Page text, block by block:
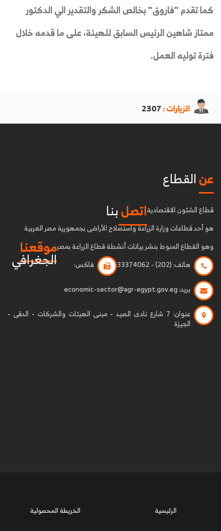
كما تقدم "فاروق" بخالص الشكر والتقدير الي الدكتور
ممتاز شاهين الرئيس السابق للهيئة، على ما قدمه خلال
فترة توليه العمل.
الزيارات :2307
عنالقطاع
قطاع الشئون الاقتصادية
هو أحد قطاعات وزارة الزراعة واستصلاح الأراضى بجمهورية مصر العربية
وهو القطاع المنوط بنشر بيانات أنشطة قطاع الزراعة بمصر
اتصلبنا
هاتف: (202) - 33374062
فاكس:
بريد:
عنوان:
7 شارع نادى الصيد - مبنى الهيئات والشركات - الدقى -
الجيزة
موقعنا
الجغرافي
الرئيسية الخريطة المحصولية